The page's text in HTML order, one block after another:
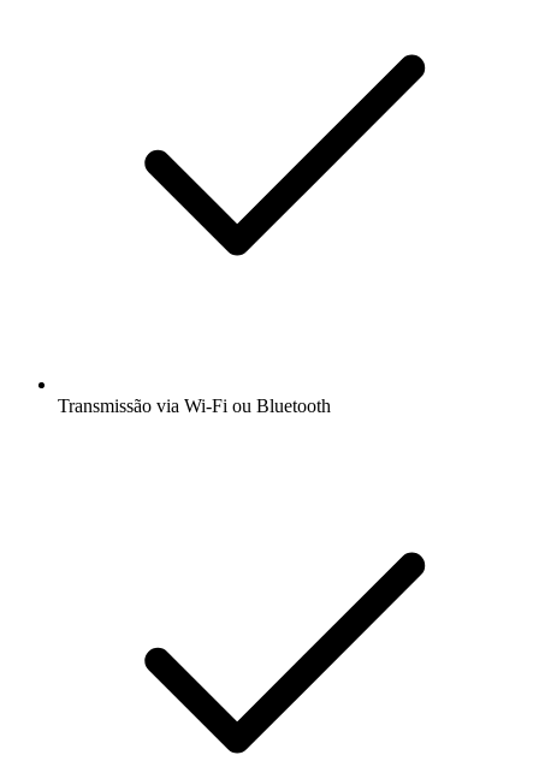
Transmissão via Wi-Fi ou Bluetooth